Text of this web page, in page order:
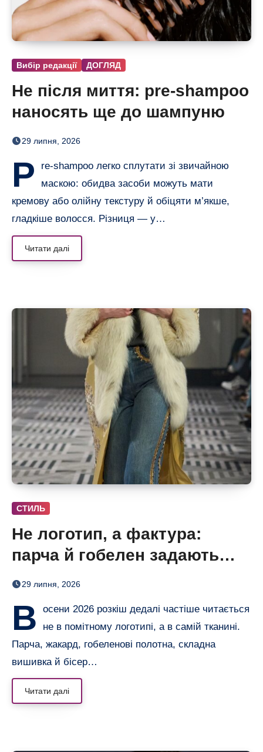
Вибір редакції ДОГЛЯД
Не після миття: pre-shampoo
наносять ще до шампуню
29 липня, 2026
P
re-shampoo легко сплутати зі звичайною
маскою: обидва засоби можуть мати
кремову або олійну текстуру й обіцяти м’якше,
гладкіше волосся. Різниця — у…
Читати далі
СТИЛЬ
Не логотип, а фактура:
парча й гобелен задають
нову розкіш осені
29 липня, 2026
В
осени 2026 розкіш дедалі частіше читається
не в помітному логотипі, а в самій тканині.
Парча, жакард, гобеленові полотна, складна
вишивка й бісер…
Читати далі